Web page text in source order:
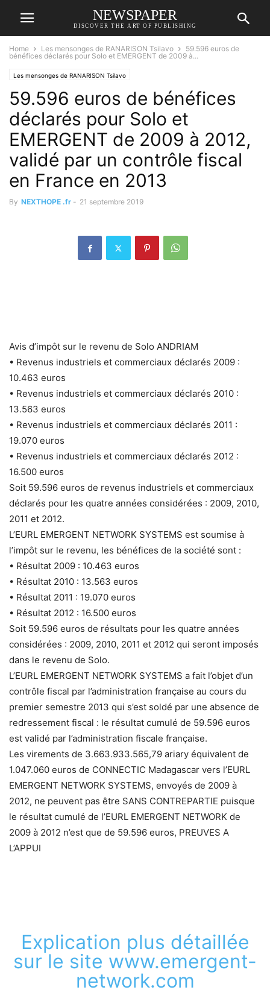
NEWSPAPER
DISCOVER THE ART OF PUBLISHING
Home Les mensonges de RANARISON Tsilavo
59.596 euros de
bénéfices déclarés pour Solo et EMERGENT de 2009 à...
Les mensonges de RANARISON Tsilavo
Les preuves qui démontrent que les virements envoyés ont une contrepartie
NEXTHOPE NEXTHOPE RANARISON Tsilavo RANARISON Tsilavo
59.596 euros de bénéfices
déclarés pour Solo et
EMERGENT de 2009 à 2012,
validé par un contrôle fiscal
en France en 2013
By NEXTHOPE .fr - 21 septembre 2019
Avis d’impôt sur le revenu de Solo ANDRIAM
• Revenus industriels et commerciaux déclarés 2009 :
10.463 euros
• Revenus industriels et commerciaux déclarés 2010 :
13.563 euros
• Revenus industriels et commerciaux déclarés 2011 :
19.070 euros
• Revenus industriels et commerciaux déclarés 2012 :
16.500 euros
Soit 59.596 euros de revenus industriels et commerciaux
déclarés pour les quatre années considérées : 2009, 2010,
2011 et 2012.
L’EURL EMERGENT NETWORK SYSTEMS est soumise à
l’impôt sur le revenu, les bénéfices de la société sont :
• Résultat 2009 : 10.463 euros
• Résultat 2010 : 13.563 euros
• Résultat 2011 : 19.070 euros
• Résultat 2012 : 16.500 euros
Soit 59.596 euros de résultats pour les quatre années
considérées : 2009, 2010, 2011 et 2012 qui seront imposés
dans le revenu de Solo.
L’EURL EMERGENT NETWORK SYSTEMS a fait l’objet d’un
contrôle fiscal par l’administration française au cours du
premier semestre 2013 qui s’est soldé par une absence de
redressement fiscal : le résultat cumulé de 59.596 euros
est validé par l’administration fiscale française.
Les virements de 3.663.933.565,79 ariary équivalent de
1.047.060 euros de CONNECTIC Madagascar vers l’EURL
EMERGENT NETWORK SYSTEMS, envoyés de 2009 à
2012, ne peuvent pas être SANS CONTREPARTIE puisque
le résultat cumulé de l’EURL EMERGENT NETWORK de
2009 à 2012 n’est que de 59.596 euros, PREUVES A
L’APPUI
Explication plus détaillée
sur le site www.emergent-
network.com